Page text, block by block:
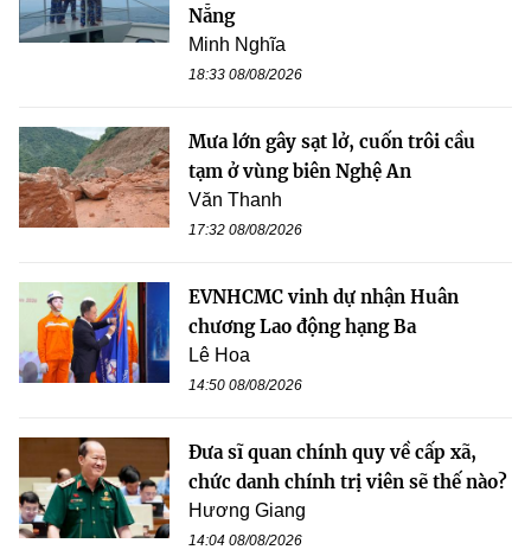
Nẵng
Minh Nghĩa
18:33 08/08/2026
Mưa lớn gây sạt lở, cuốn trôi cầu
tạm ở vùng biên Nghệ An
Văn Thanh
17:32 08/08/2026
EVNHCMC vinh dự nhận Huân
chương Lao động hạng Ba
Lê Hoa
14:50 08/08/2026
Đưa sĩ quan chính quy về cấp xã,
chức danh chính trị viên sẽ thế nào?
Hương Giang
14:04 08/08/2026